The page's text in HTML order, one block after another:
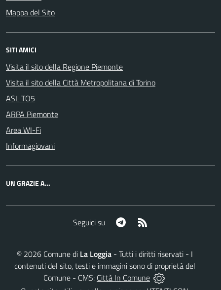
Mappa del Sito
SITI AMICI
Visita il sito della Regione Piemonte
Visita il sito della Città Metropolitana di Torino
ASL TO5
ARPA Piemonte
Area WI-Fi
Informagiovani
UN GRAZIE A...
Seguici su Telegram
© 2026Comune di La Loggia- Tutti i diritti riservati - I
contenuti del sito, testi e immagini sono di proprietà del
Comune - CMS: Città In Comune